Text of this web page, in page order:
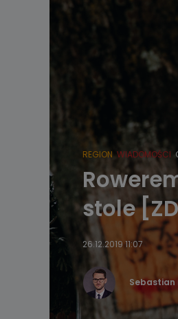
REGION WIADOMOŚCI
stole
26.12.2019 11:07
Sebastian